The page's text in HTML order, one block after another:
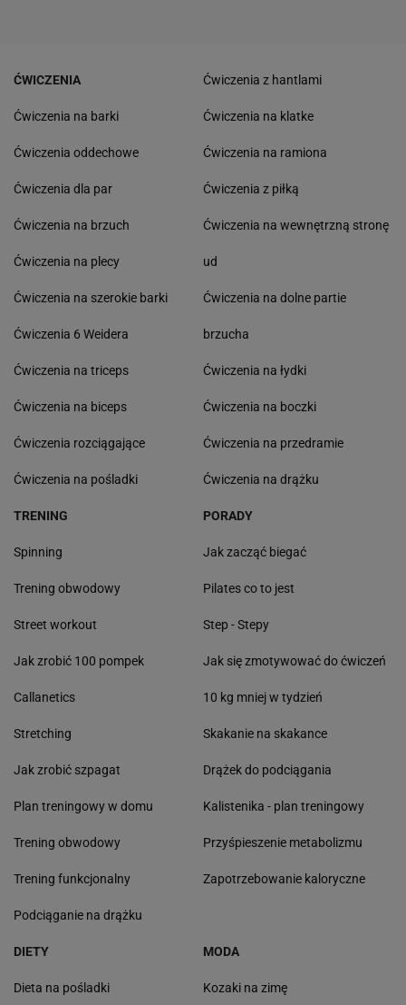
ĆWICZENIA
Ćwiczenia na barki
Ćwiczenia oddechowe
Ćwiczenia dla par
Ćwiczenia na brzuch
Ćwiczenia na plecy
Ćwiczenia na szerokie barki
Ćwiczenia 6 Weidera
Ćwiczenia na triceps
Ćwiczenia na biceps
Ćwiczenia rozciągające
Ćwiczenia na pośladki
Ćwiczenia z hantlami
Ćwiczenia na klatke
Ćwiczenia na ramiona
Ćwiczenia z piłką
Ćwiczenia na wewnętrzną stronę
ud
Ćwiczenia na dolne partie
brzucha
Ćwiczenia na łydki
Ćwiczenia na boczki
Ćwiczenia na przedramie
Ćwiczenia na drążku
TRENING
Spinning
Trening obwodowy
Street workout
Jak zrobić 100 pompek
Callanetics
Stretching
Jak zrobić szpagat
Plan treningowy w domu
Trening obwodowy
Trening funkcjonalny
Podciąganie na drążku
PORADY
Jak zacząć biegać
Pilates co to jest
Step - Stepy
Jak się zmotywować do ćwiczeń
10 kg mniej w tydzień
Skakanie na skakance
Drążek do podciągania
Kalistenika - plan treningowy
Przyśpieszenie metabolizmu
Zapotrzebowanie kaloryczne
DIETY
Dieta na pośladki
MODA
Kozaki na zimę